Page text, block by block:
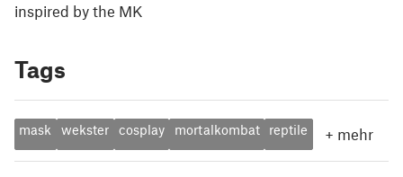
inspired by the MK
Tags
mask wekster cosplay mortalkombat reptile + mehr